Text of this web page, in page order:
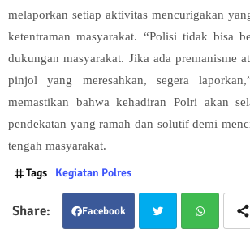
melaporkan setiap aktivitas mencurigakan
ketentraman masyarakat. “Polisi tidak bisa
dukungan masyarakat. Jika ada premanisme
pinjol yang meresahkan, segera
memastikan bahwa kehadiran Polri akan
pendekatan yang ramah dan solutif demi
tengah masyarakat.
Tags Kegiatan Polres
Facebook